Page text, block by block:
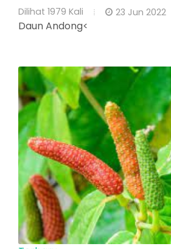
Dilihat 1979 Kali 23 Jun 2022
Daun Andong<